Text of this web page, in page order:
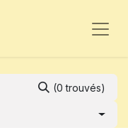
(0 trouvés)